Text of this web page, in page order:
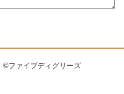
©ファイブディグリーズ